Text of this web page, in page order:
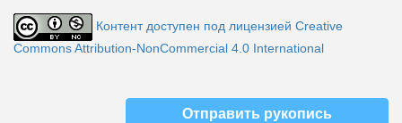
Контент доступен под лицензией Creative
Commons Attribution-NonCommercial 4.0 International
Отправить рукопись